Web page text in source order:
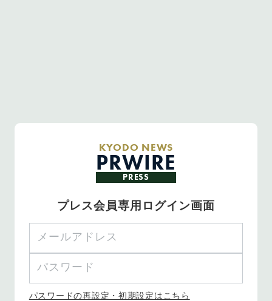
KYODO NEWS
PRWIRE
PRESS
プレス会員専用ログイン画面
パスワードの再設定・初期設定はこちら